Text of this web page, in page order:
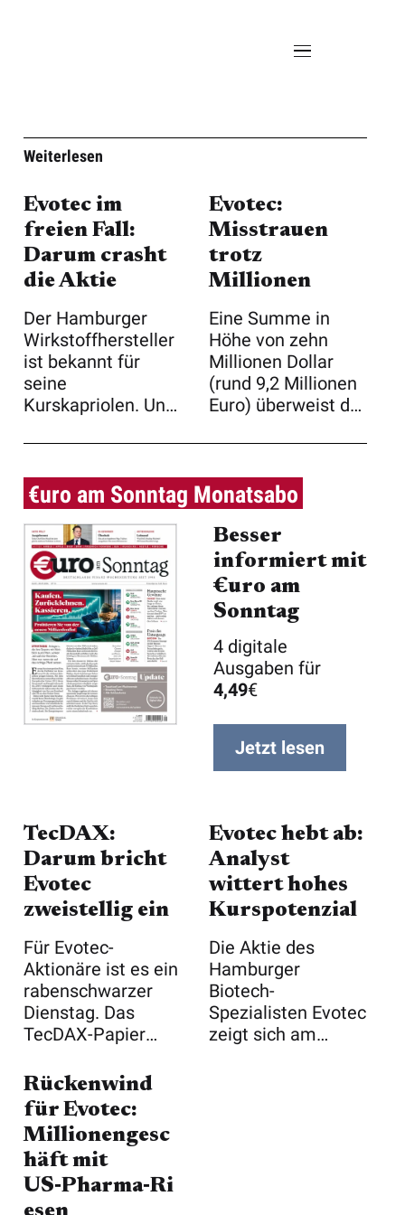
Weiterlesen
Evotec im
freien Fall:
Darum crasht
die Aktie
Der Hamburger
Wirkstoffhersteller
ist bekannt für
seine
Kurskapriolen. Und
...
Evotec:
Misstrauen
trotz
Millionen
Eine Summe in
Höhe von zehn
Millionen Dollar
(rund 9,2 Millionen
Euro) überweist der
€uro am Sonntag Monatsabo
Besser
informiert mit
€uro am
Sonntag
4 digitale
Ausgaben für
4,49€
Jetzt lesen
TecDAX:
Darum bricht
Evotec
zweistellig ein
Für Evotec-
Aktionäre ist es ein
rabenschwarzer
Dienstag. Das
TecDAX-Papier
Vormittag a ...
Evotec hebt ab:
Analyst
wittert hohes
Kurspotenzial
Die Aktie des
Hamburger
Biotech-
Spezialisten Evotec
zeigt sich am
Rückenwind
für Evotec:
Millionengesc
häft mit
US‑Pharma‑Ri